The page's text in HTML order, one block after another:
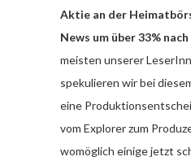
Aktie an der
News um über 33%
meisten unserer
spekulieren wir bei
eine
vom Explorer zum
womöglich einige jetzt